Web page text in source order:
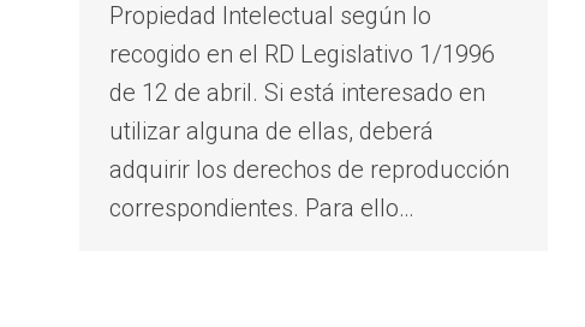
Propiedad Intelectual según lo
recogido en el RD Legislativo 1/1996
de 12 de abril. Si está interesado en
utilizar alguna de ellas, deberá
adquirir los derechos de reproducción
correspondientes. Para ello…